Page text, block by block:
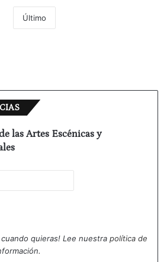
Último
las Artes Escénicas y
cuando quieras! Lee nuestra política de